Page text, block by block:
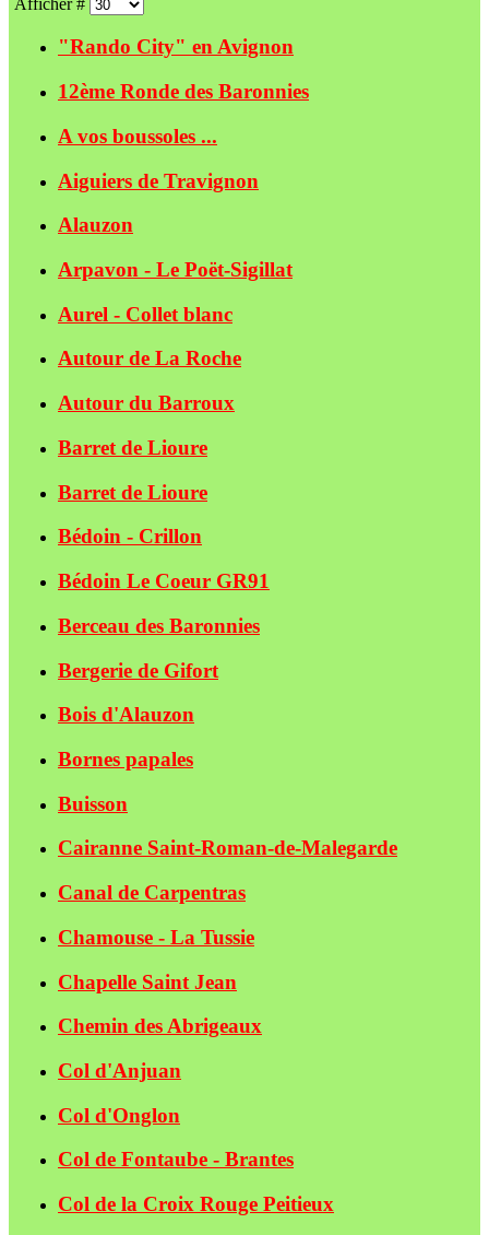
"Rando City" en Avignon
12ème Ronde des Baronnies
A vos boussoles ...
Aiguiers de Travignon
Alauzon
Arpavon - Le Poët-Sigillat
Aurel - Collet blanc
Autour de La Roche
Autour du Barroux
Barret de Lioure
Barret de Lioure
Bédoin - Crillon
Bédoin Le Coeur GR91
Berceau des Baronnies
Bergerie de Gifort
Bois d'Alauzon
Bornes papales
Buisson
Cairanne Saint-Roman-de-Malegarde
Canal de Carpentras
Chamouse - La Tussie
Chapelle Saint Jean
Chemin des Abrigeaux
Col d'Anjuan
Col d'Onglon
Col de Fontaube - Brantes
Col de la Croix Rouge Peitieux